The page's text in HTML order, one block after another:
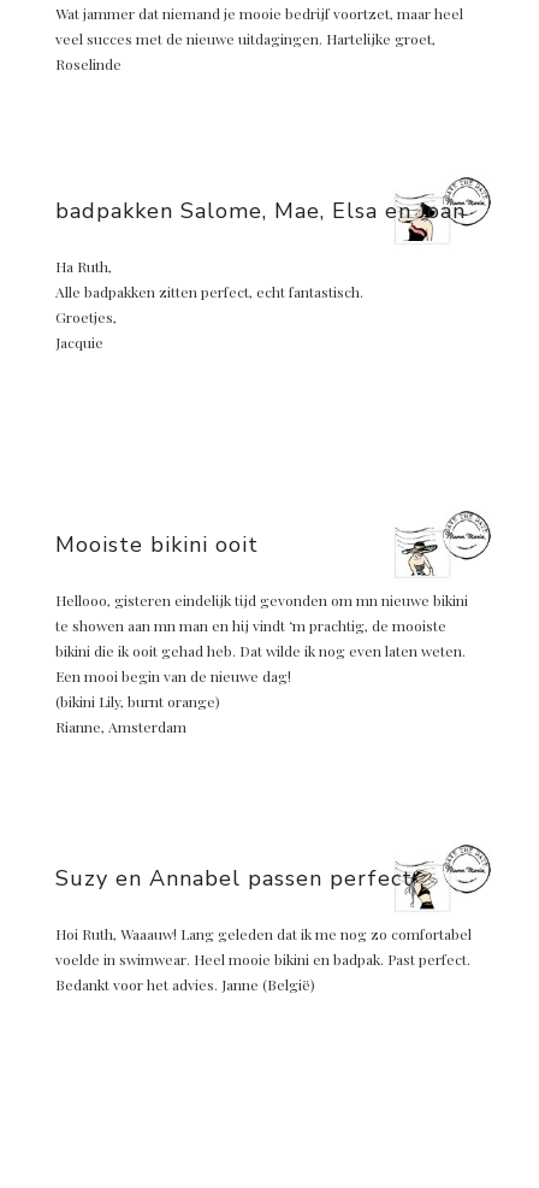
Wat jammer dat niemand je mooie bedrijf voortzet, maar heel
veel succes met de nieuwe uitdagingen. Hartelijke groet,
Roselinde
badpakken Salome, Mae, Elsa en Joan
Ha Ruth,
Alle badpakken zitten perfect, echt fantastisch.
Groetjes,
Jacquie
Mooiste bikini ooit
Hellooo, gisteren eindelijk tijd gevonden om mn nieuwe bikini
te showen aan mn man en hij vindt ‘m prachtig, de mooiste
bikini die ik ooit gehad heb. Dat wilde ik nog even laten weten.
Een mooi begin van de nieuwe dag!
(bikini Lily, burnt orange)
Rianne, Amsterdam
Suzy en Annabel passen perfect
Hoi Ruth, Waaauw! Lang geleden dat ik me nog zo comfortabel
voelde in swimwear. Heel mooie bikini en badpak. Past perfect.
Bedankt voor het advies. Janne (België)